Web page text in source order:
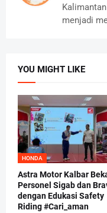
menjadi
YOU MIGHT LIKE
HONDA
Astra Motor Kalbar
Personel Sigab dan
dengan Edukasi Safety
Riding #Cari_aman